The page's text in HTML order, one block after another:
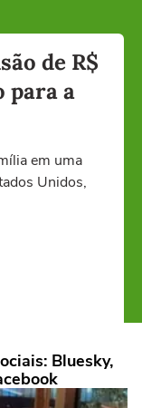
de R$
para a
em uma
Unidos,
Bluesky,